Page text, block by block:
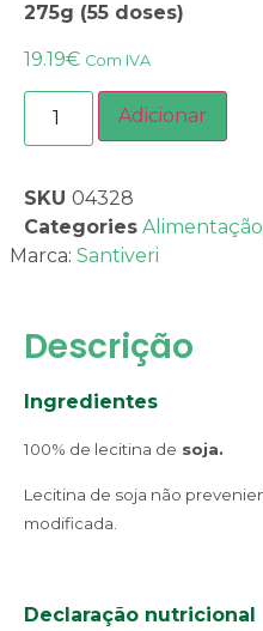
275g (55 doses)
19.19€ Com IVA
Adicionar
SKU 04328
Categories Alimentação
Marca: Santiveri
Descrição
Ingredientes
100% de lecitina de soja.
Lecitina de soja não
modificada.
Declaração nutricional